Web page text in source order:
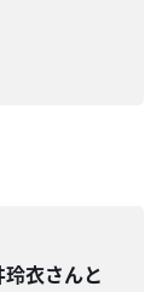
衣さんと